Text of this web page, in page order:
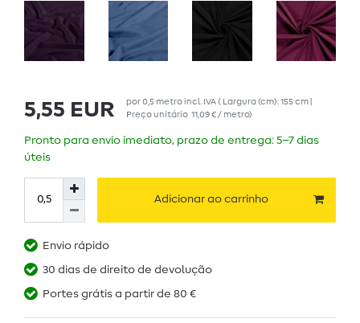
5,55 EUR por0,5 metroincl. IVA( Largura (cm): 155 cm |
Preço unitário 11,09 € / metro)
Pronto para envio imediato, prazo de entrega: 5–7 dias
úteis
Adicionar ao carrinho
Envio rápido
30 dias de direito de devolução
Portes grátis a partir de 80 €